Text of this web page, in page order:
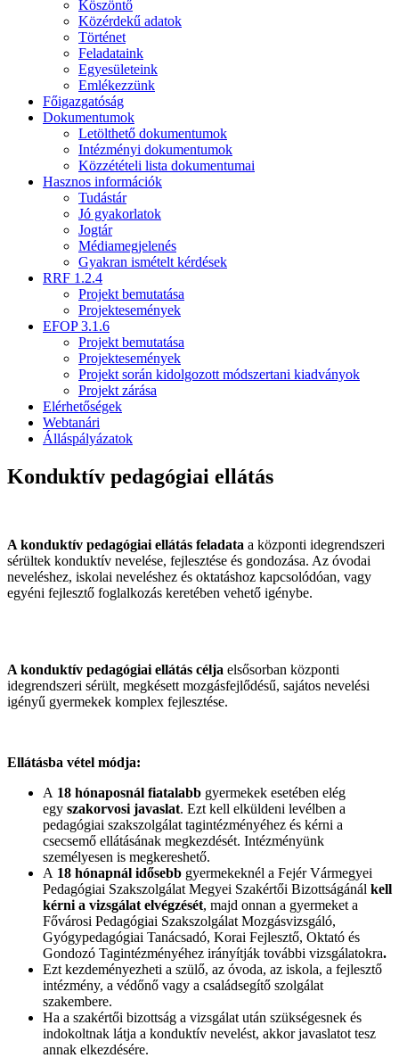
Köszöntő
Közérdekű adatok
Történet
Feladataink
Egyesületeink
Emlékezzünk
Főigazgatóság
Dokumentumok
Letölthető dokumentumok
Intézményi dokumentumok
Közzétételi lista dokumentumai
Hasznos információk
Tudástár
Jó gyakorlatok
Jogtár
Médiamegjelenés
Gyakran ismételt kérdések
RRF 1.2.4
Projekt bemutatása
Projektesemények
EFOP 3.1.6
Projekt bemutatása
Projektesemények
Projekt során kidolgozott módszertani kiadványok
Projekt zárása
Elérhetőségek
Webtanári
Álláspályázatok
Konduktív pedagógiai ellátás
A konduktív pedagógiai ellátás feladata a központi idegrendszeri
sérültek konduktív nevelése, fejlesztése és gondozása. Az óvodai
neveléshez, iskolai neveléshez és oktatáshoz kapcsolódóan, vagy
egyéni fejlesztő foglalkozás keretében vehető igénybe.
A konduktív pedagógiai ellátás célja elsősorban központi
idegrendszeri sérült, megkésett mozgásfejlődésű, sajátos nevelési
igényű gyermekek komplex fejlesztése.
Ellátásba vétel módja:
A 18 hónaposnál fiatalabb gyermekek esetében elég
egy szakorvosi javaslat. Ezt kell elküldeni levélben a
pedagógiai szakszolgálat tagintézményéhez és kérni a
csecsemő ellátásának megkezdését. Intézményünk
személyesen is megkereshető.
A 18 hónapnál idősebb gyermekeknél a Fejér Vármegyei
Pedagógiai Szakszolgálat Megyei Szakértői Bizottságánál kell
kérni a vizsgálat elvégzését, majd onnan a gyermeket a
Fővárosi Pedagógiai Szakszolgálat Mozgásvizsgáló,
Gyógypedagógiai Tanácsadó, Korai Fejlesztő, Oktató és
Gondozó Tagintézményéhez irányítják további vizsgálatokra.
Ezt kezdeményezheti a szülő, az óvoda, az iskola, a fejlesztő
intézmény, a védőnő vagy a családsegítő szolgálat
szakembere.
Ha a szakértői bizottság a vizsgálat után szükségesnek és
indokoltnak látja a konduktív nevelést, akkor javaslatot tesz
annak elkezdésére.